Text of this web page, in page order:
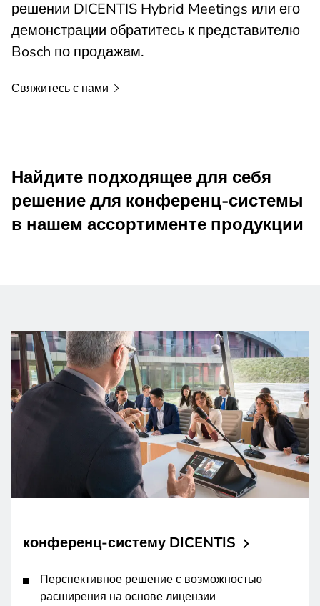
решении DICENTIS Hybrid Meetings или его
демонстрации обратитесь к представителю
Bosch по продажам.
Свяжитесь с нами
Найдите подходящее для себя
решение для конференц-системы
в нашем ассортименте продукции
конференц-систему DICENTIS
Перспективное решение с возможностью
расширения на основе лицензии